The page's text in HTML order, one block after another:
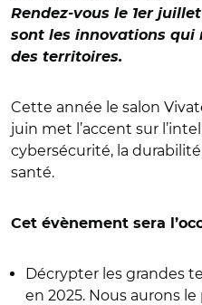
Rendez-vous le 1er
sont les innovations qui
des territoires.
Cette année le salon
juin met l’accent sur
cybersécurité, la
santé.
Cet évènement sera
Décrypter les grandes
en 2025. Nous aurons